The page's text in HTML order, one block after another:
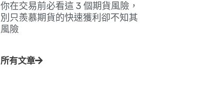
你在交易前必看這 3 個期貨風險，
別只羨慕期貨的快速獲利卻不知其
風險
所有文章